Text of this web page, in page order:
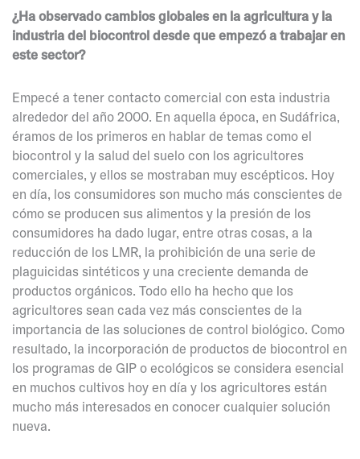
¿Ha observado cambios globales en la agricultura y la
industria del biocontrol desde que empezó a trabajar en
este sector?
Empecé a tener contacto comercial con esta industria
alrededor del año 2000. En aquella época, en Sudáfrica,
éramos de los primeros en hablar de temas como el
biocontrol y la salud del suelo con los agricultores
comerciales, y ellos se mostraban muy escépticos. Hoy
en día, los consumidores son mucho más conscientes de
cómo se producen sus alimentos y la presión de los
consumidores ha dado lugar, entre otras cosas, a la
reducción de los LMR, la prohibición de una serie de
plaguicidas sintéticos y una creciente demanda de
productos orgánicos. Todo ello ha hecho que los
agricultores sean cada vez más conscientes de la
importancia de las soluciones de control biológico. Como
resultado, la incorporación de productos de biocontrol en
los programas de GIP o ecológicos se considera esencial
en muchos cultivos hoy en día y los agricultores están
mucho más interesados en conocer cualquier solución
nueva.